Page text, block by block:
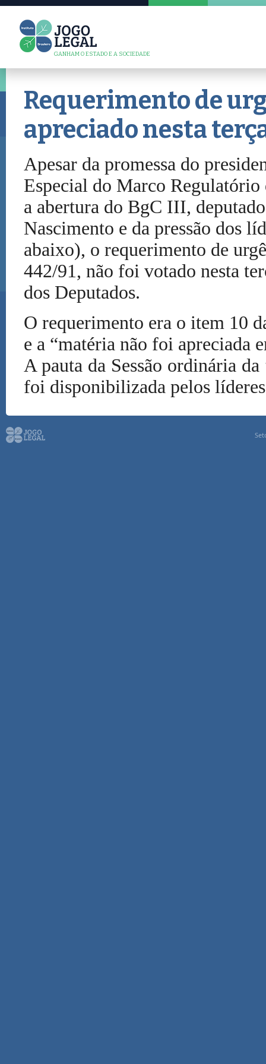
GANHAM O ESTADO E A SOCIEDADE
Requerimento de
apreciado nesta
Apesar da promessa do
Especial do Marco Regulatório
a abertura do BgC III,
Nascimento e da pressão dos
abaixo), o requerimento de
442/91, não foi votado nesta
dos Deputados.
O requerimento era o item 10
e a “matéria não foi apreciada
A pauta da Sessão ordinária
foi disponibilizada pelos